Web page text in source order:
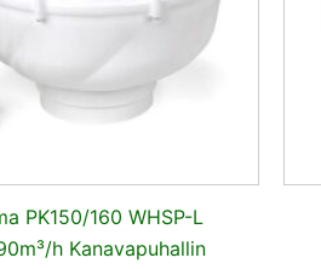
PK150/160 WHSP-L
h Kanavapuhallin